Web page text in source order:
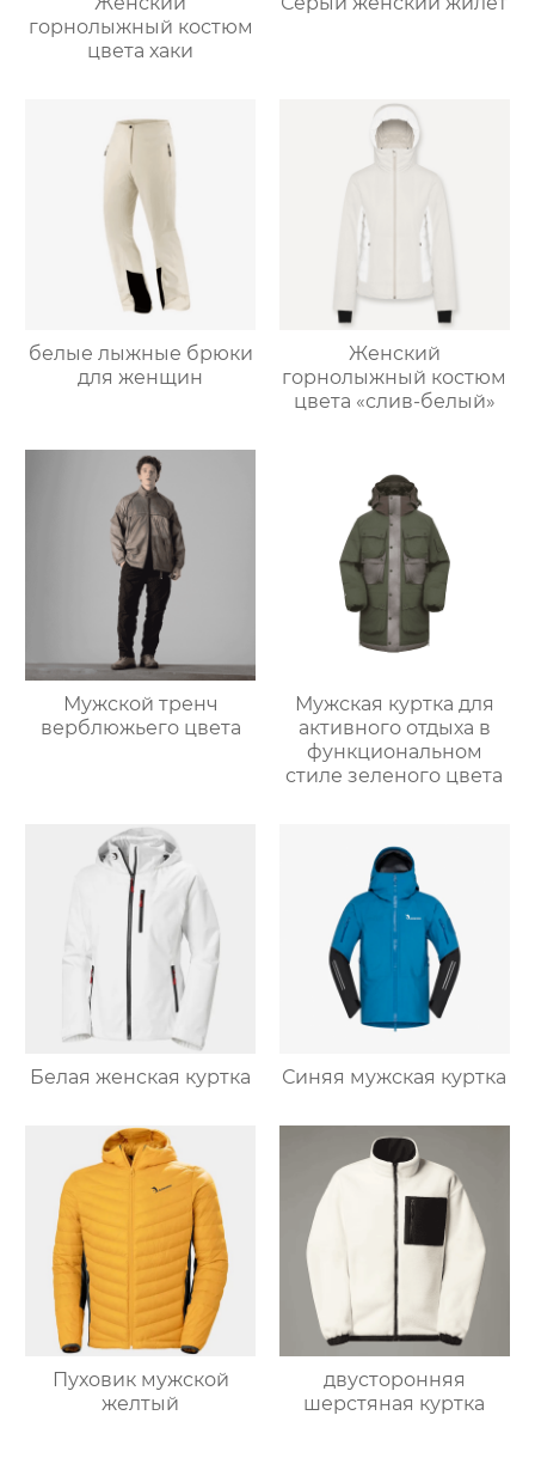
горнолыжный костюм
цвета хаки
белые лыжные брюки
для женщин
Женский
горнолыжный костюм
цвета «слив-белый»
Мужской тренч
верблюжьего цвета
Мужская куртка для
активного отдыха в
функциональном
стиле зеленого цвета
Белая женская куртка Синяя мужская куртка
Пуховик мужской
желтый
двусторонняя
шерстяная куртка